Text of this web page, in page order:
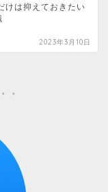
けは抑えておきたい
2023年3月10日